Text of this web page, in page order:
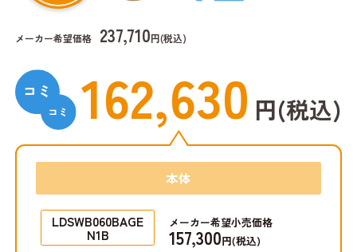
メーカー希望価格 237,710円(税込)
162,630 円(税込)
本体
LDSWB060BAGE
N1B
メーカー希望小売価格
157,300円(税込)